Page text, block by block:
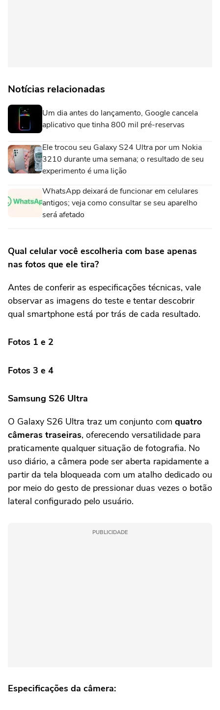
Notícias relacionadas
Um dia antes do lançamento, Google cancela
aplicativo que tinha 800 mil pré-reservas
Ele trocou seu Galaxy S24 Ultra por um Nokia
3210 durante uma semana; o resultado de seu
experimento é uma lição
WhatsApp deixará de funcionar em celulares
antigos; veja como consultar se seu aparelho
será afetado
Qual celular você escolheria com base apenas
nas fotos que ele tira?
Antes de conferir as especificações técnicas, vale
observar as imagens do teste e tentar descobrir
qual smartphone está por trás de cada resultado.
Fotos 1 e 2
Fotos 3 e 4
Samsung S26 Ultra
O Galaxy S26 Ultra traz um conjunto com quatro
câmeras traseiras, oferecendo versatilidade para
praticamente qualquer situação de fotografia. No
uso diário, a câmera pode ser aberta rapidamente a
partir da tela bloqueada com um atalho dedicado ou
por meio do gesto de pressionar duas vezes o botão
lateral configurado pelo usuário.
PUBLICIDADE
Especificações da câmera: